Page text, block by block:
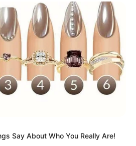
Say About Who You Really Are!